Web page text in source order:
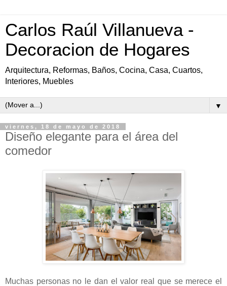
Carlos Raúl Villanueva -
Decoracion de Hogares
Arquitectura, Reformas, Baños, Cocina, Casa, Cuartos,
Interiores, Muebles
▼
viernes, 18 de mayo de 2018
Diseño elegante para el área del
comedor
Muchas personas no le dan el valor real que se merece el